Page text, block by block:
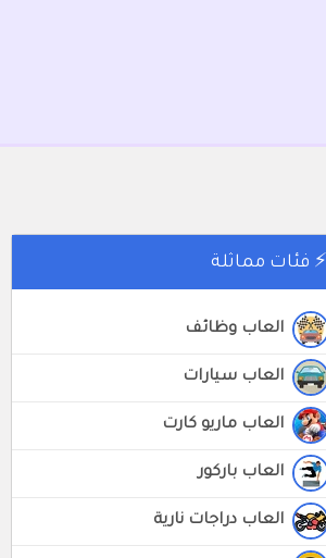
⚡ فئات مماثلة
العاب وظائف
العاب سيارات
العاب ماريو كارت
العاب باركور
العاب دراجات نارية